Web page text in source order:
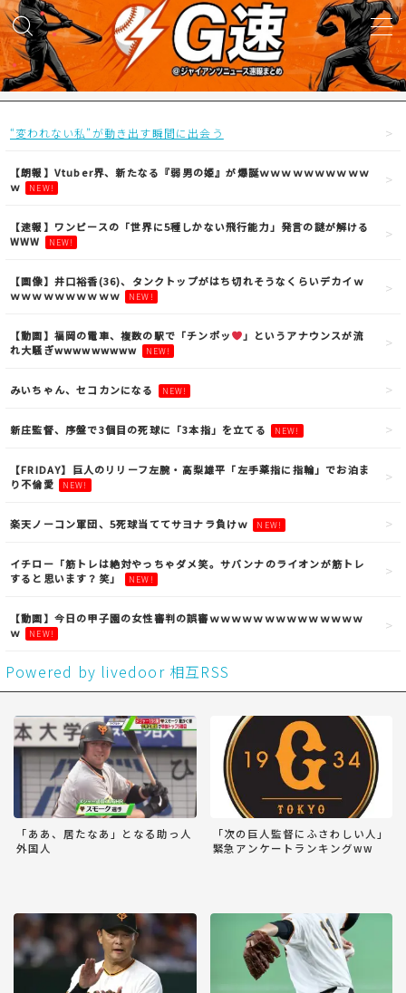
MENU
得点映像
試合結果
“変われない私”が動き出す瞬間に出会う
【朗報】Vtuber界、新たなる『弱男の姫』が爆誕ｗｗｗｗｗｗｗｗｗｗ
ｗ
NEW!
【速報】ワンピースの「世界に5種しかない飛行能力」発言の謎が解ける
WWW
NEW!
【画像】井口裕香(36)、タンクトップがはち切れそうなくらいデカイｗ
ｗｗｗｗｗｗｗｗｗｗ
NEW!
【動画】福岡の電車、複数の駅で「チンポッ
」というアナウンスが流
れ大騒ぎwwwwwwwww
NEW!
みいちゃん、セコカンになる NEW!
新庄監督、序盤で3個目の死球に「3本指」を立てる NEW!
【FRIDAY】巨人のリリーフ左腕・高梨雄平「左手薬指に指輪」でお泊ま
り不倫愛
NEW!
楽天ノーコン軍団、5死球当ててサヨナラ負けｗ NEW!
イチロー「筋トレは絶対やっちゃダメ笑。サバンナのライオンが筋トレ
すると思います？笑」
NEW!
【動画】今日の甲子園の女性審判の誤審ｗｗｗｗｗｗｗｗｗｗｗｗｗｗ
ｗ
NEW!
Powered by livedoor 相互RSS
「ああ、居たなあ」となる助っ人
外国人
「次の巨人監督にふさわしい人」
緊急アンケートランキングww